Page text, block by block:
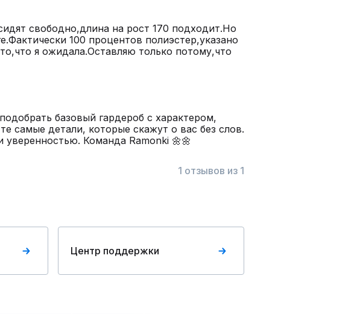
свободно,длина на рост 170 подходит.Но
100 процентов полиэстер,указано
я ожидала.Оставляю только потому,что
базовый гардероб с характером,
самые детали, которые скажут о вас без слов.
Команда Ramonki 🌼🌼
1 отзывов из 1
Центр поддержки